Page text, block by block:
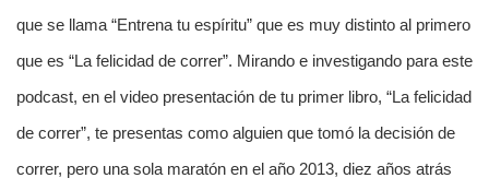
que se llama “Entrena tu espíritu” que es muy distinto al primero
que es “La felicidad de correr”. Mirando e investigando para este
podcast, en el video presentación de tu primer libro, “La felicidad
de correr”, te presentas como alguien que tomó la decisión de
correr, pero una sola maratón en el año 2013, diez años atrás